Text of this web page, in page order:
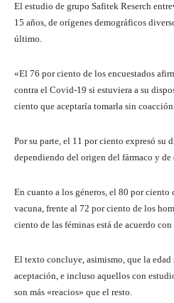
El estudio de grupo Safitek Reserch
15 años, de orígenes demográficos
último.
«El 76 por ciento de los encuestados
contra el Covid-19 si estuviera a su
ciento que aceptaría tomarla sin
Por su parte, el 11 por ciento expresó su
dependiendo del origen del fármaco y
En cuanto a los géneros, el 80 por ciento
vacuna, frente al 72 por ciento de los
ciento de las féminas está de acuerdo
El texto concluye, asimismo, que la
aceptación, e incluso aquellos con
son más «reacios» que el resto.